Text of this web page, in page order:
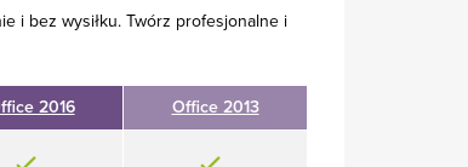
i bez wysiłku. Twórz profesjonalne i
2016 Office 2013